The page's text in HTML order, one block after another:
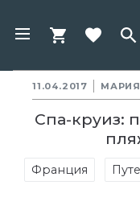
11.04.2017
Спа-круиз:
Франция